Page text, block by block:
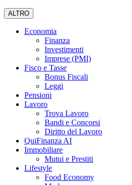
ALTRO
Economia
Finanza
Investimenti
Imprese (PMI)
Fisco e Tasse
Bonus Fiscali
Leggi
Pensioni
Lavoro
Trova Lavoro
Bandi e Concorsi
Diritto del Lavoro
QuiFinanza AI
Immobiliare
Mutui e Prestiti
Lifestyle
Food Economy